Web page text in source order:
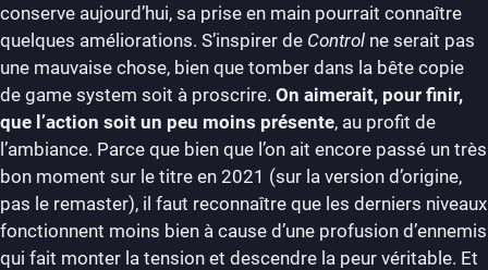
conserve aujourd’hui, sa prise en main pourrait connaître
quelques améliorations. S’inspirer de Control ne serait pas
une mauvaise chose, bien que tomber dans la bête copie
de game system soit à proscrire. On aimerait, pour finir,
que l’action soit un peu moins présente, au profit de
l’ambiance. Parce que bien que l’on ait encore passé un très
bon moment sur le titre en 2021 (sur la version d’origine,
pas le remaster), il faut reconnaître que les derniers niveaux
fonctionnent moins bien à cause d’une profusion d’ennemis
qui fait monter la tension et descendre la peur véritable. Et